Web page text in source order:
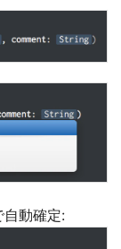
動確定: